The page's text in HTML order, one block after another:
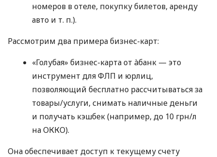
номеров в отеле, покупку билетов, аренду
авто и т. п.).
Рассмотрим два примера бизнес-карт:
«Голубая» бизнес-карта от àбанк — это
инструмент для ФЛП и юрлиц,
позволяющий бесплатно рассчитываться за
товары/услуги, снимать наличные деньги
и получать кэшбек (например, до 10 грн/л
на ОККО).
Она обеспечивает доступ к текущему счету